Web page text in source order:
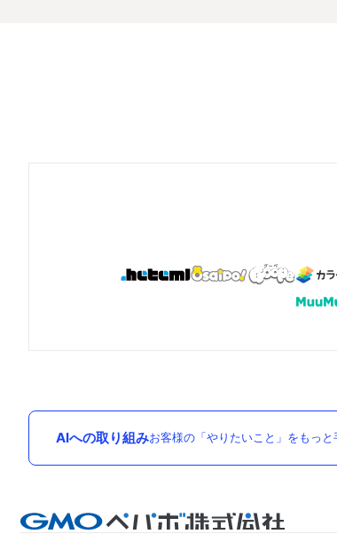
AIへの取り組みお客様の「やりたいこと」をもっ